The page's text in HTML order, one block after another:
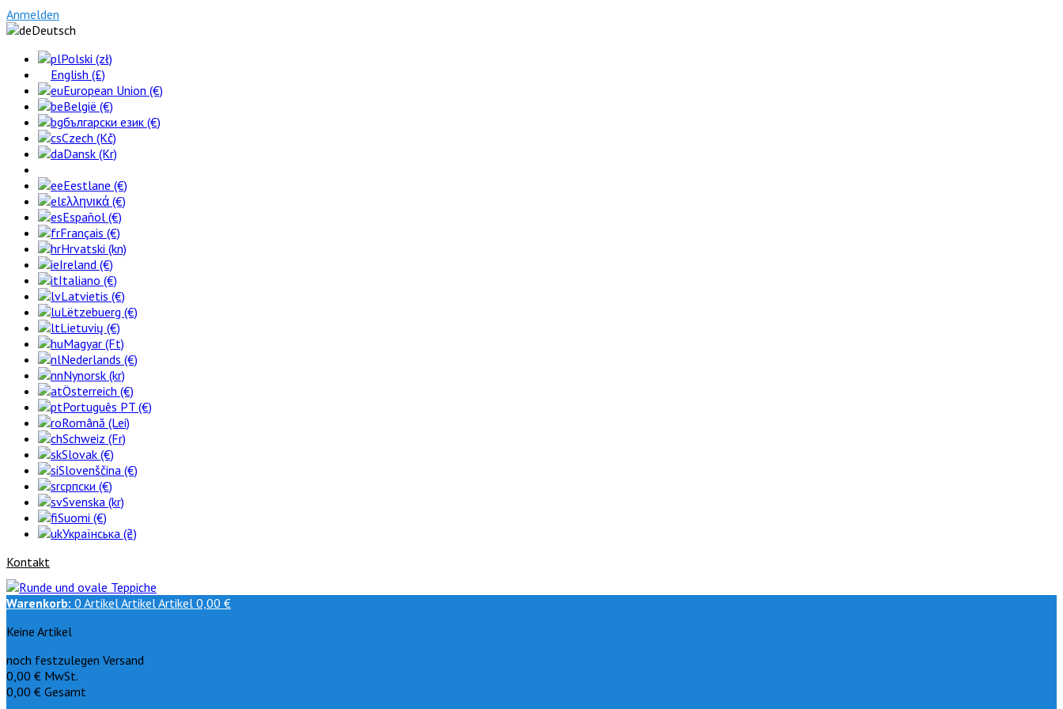
Anmelden
Deutsch
Polski (zł)
English (£)
European Union (€)
België (€)
български език (€)
Czech (Kč)
Dansk (Kr)
Eestlane (€)
ελληνικά (€)
Español (€)
Français (€)
Hrvatski (kn)
Ireland (€)
Italiano (€)
Latvietis (€)
Lëtzebuerg (€)
Lietuvių (€)
Magyar (Ft)
Nederlands (€)
Nynorsk (kr)
Österreich (€)
Português PT (€)
Română (Lei)
Schweiz (Fr)
Slovak (€)
Slovenščina (€)
српски (€)
Svenska (kr)
Suomi (€)
Українська (₴)
Kontakt
Warenkorb: 0 ArtikelArtikelArtikel 0,00 €
Keine Artikel
noch festzulegen Versand
0,00 € MwSt.
0,00 € Gesamt